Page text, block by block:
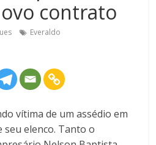
contrato
Everaldo
vítima de um assédio em
seu elenco. Tanto o